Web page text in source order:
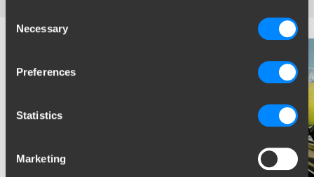
Selection
Necessary
Preferences
Statistics
Marketing